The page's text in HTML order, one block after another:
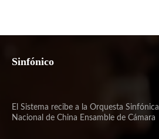
Sinfónico
El Sistema recibe a la Orquesta Sinfónica
Nacional de China Ensamble de Cámara